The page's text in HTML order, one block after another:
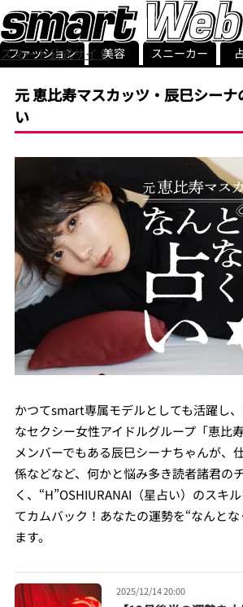
スマート公式サイト
ファッション 美容 スニーカー
元 恵比寿マスカッツ・辰巳シー
い
かつてsmart専属モデルとしても活躍し
なセクシー女性アイドルグループ「恵比
メンバーでもある辰巳シーナちゃんが、
係などなど、何かと悩み多き読者諸君の
く、“H”OSHIURANAI（星占い）のスキ
てカムバック！あなたの運勢を“なんと
ます。
2025/12/14 20:00